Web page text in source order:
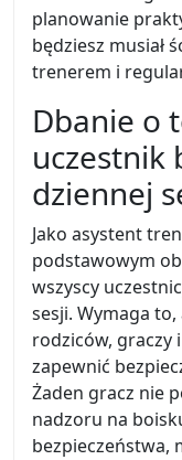
planowanie
będziesz musiał
trenerem i
Dbanie o
uczestnik
dziennej
Jako asystent
podstawowym
wszyscy
sesji. Wymaga
rodziców, graczy
zapewnić
Żaden gracz nie
nadzoru na
bezpieczeństwa,